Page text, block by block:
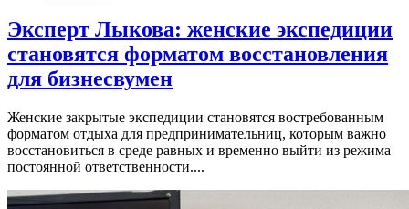
Эксперт Лыкова: женские экспедиции
становятся форматом восстановления
для бизнесвумен
Женские закрытые экспедиции становятся востребованным
форматом отдыха для предпринимательниц, которым важно
восстановиться в среде равных и временно выйти из режима
постоянной ответственности....